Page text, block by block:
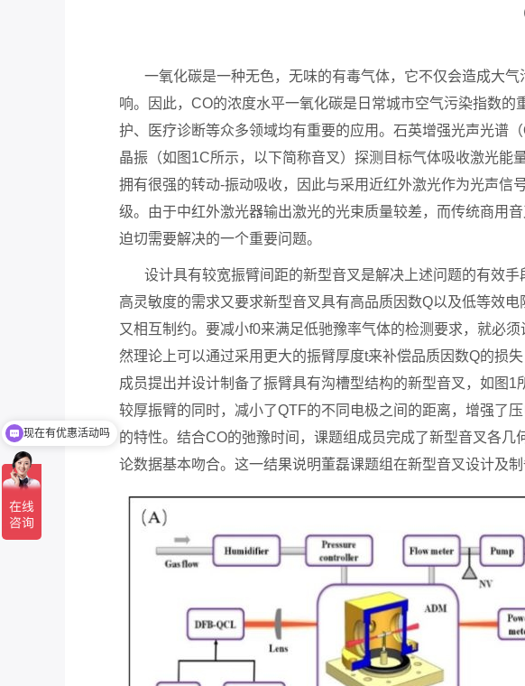
一氧化碳是一种无色，无味的有毒气体，它不仅会造成大气
响。因此，CO的浓度水平一氧化碳是日常城市空气污染指数
护、医疗诊断等众多领域均有重要的应用。石英增强光声光谱
晶振（如图1C所示，以下简称音叉）探测目标气体吸收激光
拥有很强的转动-振动吸收，因此与采用近红外激光作为光声
级。由于中红外激光器输出激光的光束质量较差，而传统商用
迫切需要解决的一个重要问题。
设计具有较宽振臂间距的新型音叉是解决上述问题的有效手
高灵敏度的需求又要求新型音叉具有高品质因数Q以及低等效
又相互制约。要减小f0来满足低驰豫率气体的检测要求，就必
然理论上可以通过采用更大的振臂厚度t来补偿品质因数Q的损
成员提出并设计制备了振臂具有沟槽型结构的新型音叉，如图
较厚振臂的同时，减小了QTF的不同电极之间的距离，增强了
的特性。结合CO的弛豫时间，课题组成员完成了新型音叉各
论数据基本吻合。这一结果说明董磊课题组在新型音叉设计及制
可以介绍下你们的产品么